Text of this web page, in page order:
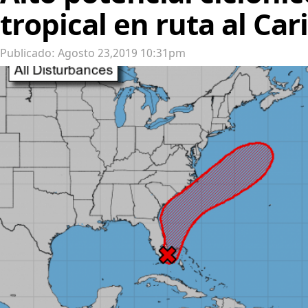
tropical en ruta al
Publicado: Agosto 23,2019 10:31pm